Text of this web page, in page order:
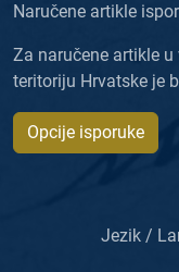
Naručene artikle
Za naručene artikle
teritoriju Hrvatske je
Opcije isporuke
Jezik /